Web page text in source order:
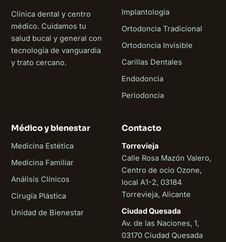
Clínica dental y centro
médico. Cuidamos tu
salud bucal y general con
tecnología de vanguardia
y trato cercano.
Implantología
Ortodoncia Tradicional
Ortodoncia Invisible
Carillas Dentales
Endodoncia
Periodoncia
Médico y bienestar
Medicina Estética
Medicina Familiar
Análisis Clínicos
Cirugía Plástica
Unidad de Bienestar
Contacto
Torrevieja
Calle Rosa Mazón Valero,
Centro de ocio Ozone,
local A1-2, 03184
Torrevieja, Alicante
Ciudad Quesada
Av. de las Naciones, 1,
03170 Ciudad Quesada